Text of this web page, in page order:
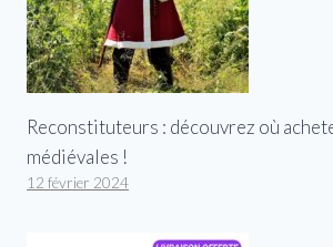
Reconstituteurs : découvrez où
médiévales !
12 février 2024